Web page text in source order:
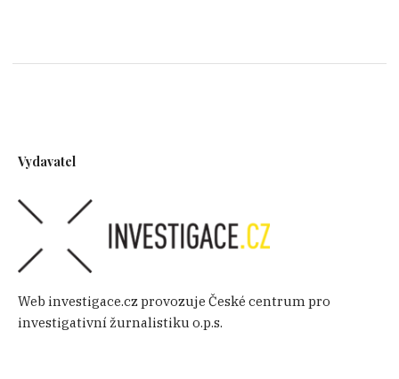
Vydavatel
Web investigace.cz provozuje České centrum pro
investigativní žurnalistiku o.p.s.